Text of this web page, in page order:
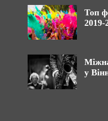
Топ
2019-
у